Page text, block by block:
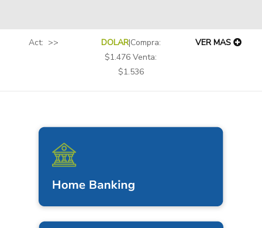
Act: >> DOLAR|Compra:
$1.476 Venta:
$1.536
VER MAS